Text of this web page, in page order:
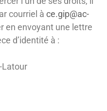
courriel à ce.gip@ac-
en envoyant une lettre
d’identité à :
Latour